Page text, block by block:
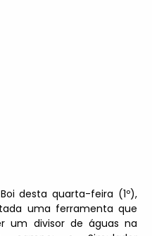
desta quarta-feira (1º),
uma ferramenta que
um divisor de águas na